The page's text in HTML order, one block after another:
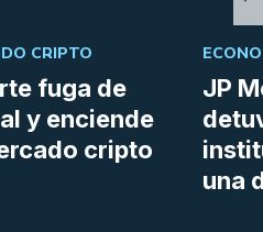
fuga de
y enciende
cripto
CRIPTO
JP
una